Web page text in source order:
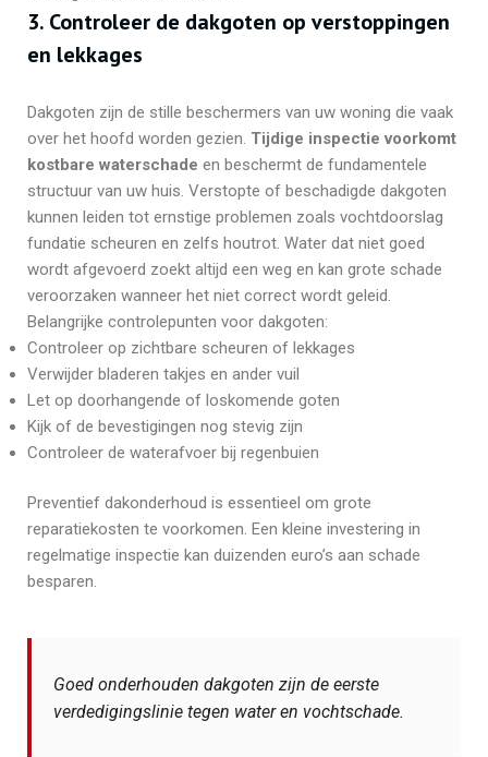
3. Controleer de dakgoten op verstoppingen
en lekkages
Dakgoten zijn de stille beschermers van uw woning die vaak
over het hoofd worden gezien. Tijdige inspectie voorkomt
kostbare waterschade en beschermt de fundamentele
structuur van uw huis. Verstopte of beschadigde dakgoten
kunnen leiden tot ernstige problemen zoals vochtdoorslag
fundatie scheuren en zelfs houtrot. Water dat niet goed
wordt afgevoerd zoekt altijd een weg en kan grote schade
veroorzaken wanneer het niet correct wordt geleid.
Belangrijke controlepunten voor dakgoten:
Controleer op zichtbare scheuren of lekkages
Verwijder bladeren takjes en ander vuil
Let op doorhangende of loskomende goten
Kijk of de bevestigingen nog stevig zijn
Controleer de waterafvoer bij regenbuien
Preventief dakonderhoud is essentieel om grote
reparatiekosten te voorkomen. Een kleine investering in
regelmatige inspectie kan duizenden euro’s aan schade
besparen.
Goed onderhouden dakgoten zijn de eerste
verdedigingslinie tegen water en vochtschade.